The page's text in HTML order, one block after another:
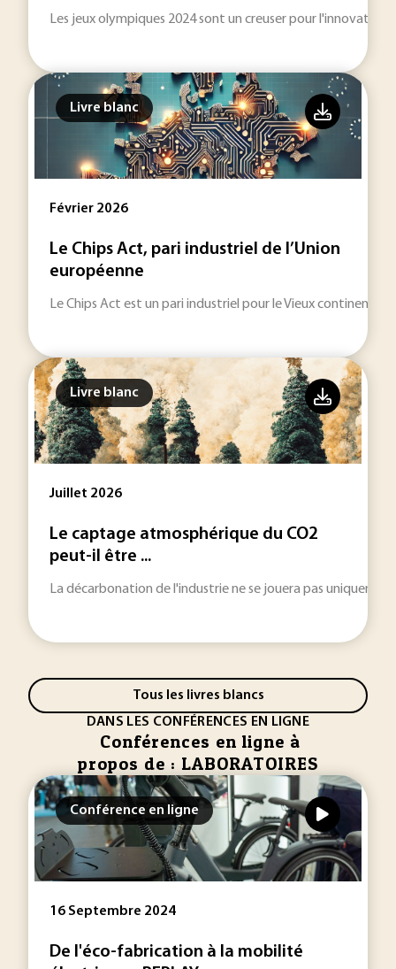
Les jeux olympiques 2024 sont un creuser pour l'innovation
Livre blanc
Février 2026
Le Chips Act, pari industriel de l’Union
européenne
Le Chips Act est un pari industriel pour le Vieux continent.
Livre blanc
Juillet 2026
Le captage atmosphérique du CO2
peut-il être ...
La décarbonation de l'industrie ne se jouera pas
Tous les livres blancs
DANS LES CONFÉRENCES EN LIGNE
Conférences en ligne à
propos de : LABORATOIRES
Conférence en ligne
16 Septembre 2024
De l'éco-fabrication à la mobilité